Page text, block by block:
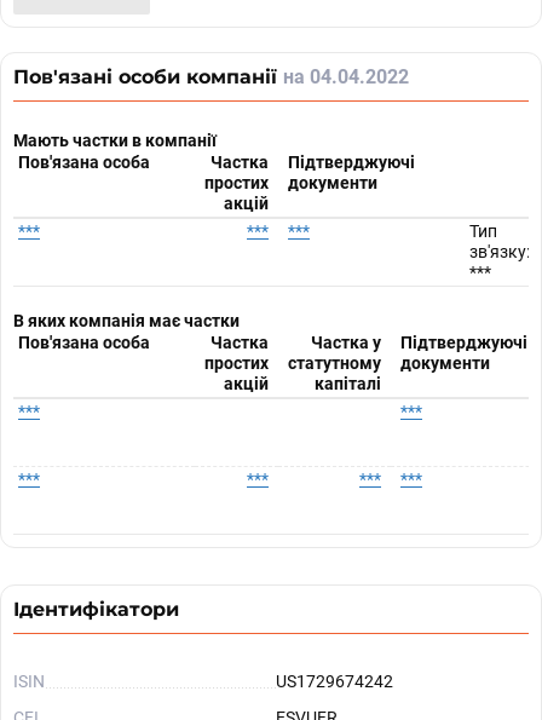
Пов'язані особи компанії на 04.04.2022
Мають частки в компанії
Пов'язана особа
Частка
простих
акцій
Підтверджуючі
документи
*** *** ***
Тип
зв'язку:
***
В яких компанія має частки
Пов'язана особа
Частка
простих
акцій
Частка у
статутному
капіталі
Підтверджуючі
документи
*** ***
*** *** *** ***
Ідентифікатори
ISIN
US1729674242